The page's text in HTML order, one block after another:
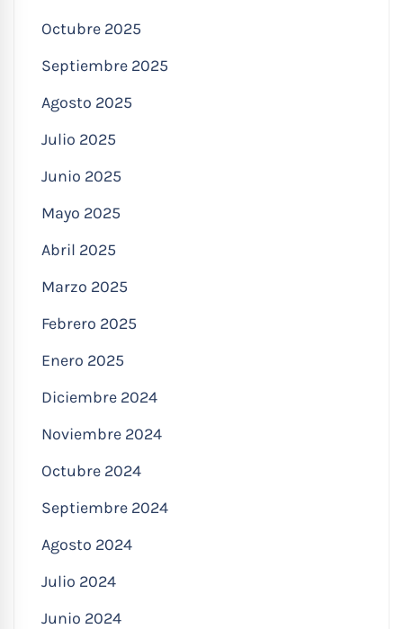
Octubre 2025
Septiembre 2025
Agosto 2025
Julio 2025
Junio 2025
Mayo 2025
Abril 2025
Marzo 2025
Febrero 2025
Enero 2025
Diciembre 2024
Noviembre 2024
Octubre 2024
Septiembre 2024
Agosto 2024
Julio 2024
Junio 2024